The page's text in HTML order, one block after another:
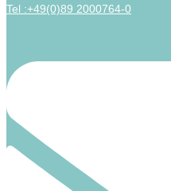
Tel :+49(0)89 2000764-0